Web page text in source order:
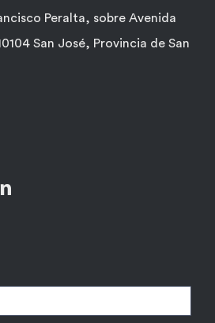
Peralta, sobre Avenida
San José, Provincia de San